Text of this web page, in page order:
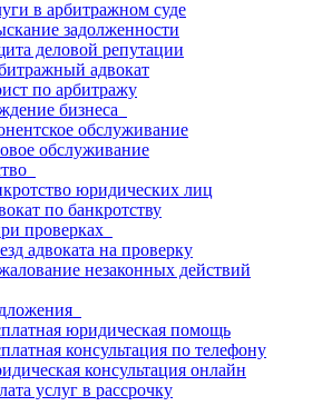
в арбитражном суде
задолженности
деловой репутации
адвокат
по арбитражу
бизнеса
обслуживание
обслуживание
юридических лиц
по банкротству
проверках
адвоката на проверку
незаконных действий
юридическая помощь
консультация по телефону
консультация онлайн
услуг в рассрочку